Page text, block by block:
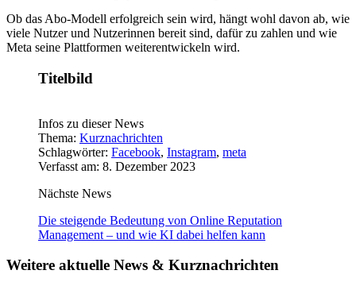
Ob das Abo-Modell erfolgreich sein wird, hängt wohl davon ab, wie
viele Nutzer und Nutzerinnen bereit sind, dafür zu zahlen und wie
Meta seine Plattformen weiterentwickeln wird.
Titelbild
Infos zu dieser News
Thema: Kurznachrichten
Schlagwörter: Facebook, Instagram, meta
Verfasst am: 8. Dezember 2023
Nächste News
Die steigende Bedeutung von Online Reputation
Management – und wie KI dabei helfen kann
Weitere aktuelle News & Kurznachrichten